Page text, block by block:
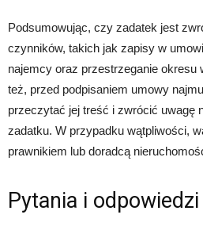
Podsumowując, czy zadatek jest
czynników, takich jak zapisy w
najemcy oraz przestrzeganie okresu
też, przed podpisaniem umowy
przeczytać jej treść i zwrócić uwagę
zadatku. W przypadku wątpliwości,
prawnikiem lub doradcą
Pytania i odpowiedzi